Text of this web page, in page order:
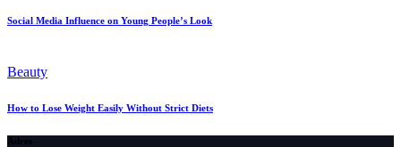
Social Media Influence on Young People’s Look
Beauty
How to Lose Weight Easily Without Strict Diets
Adres